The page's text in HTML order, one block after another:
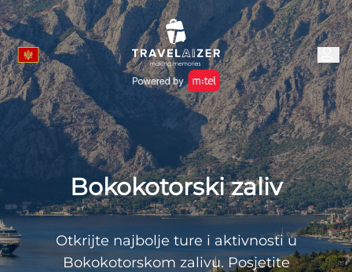
Bokokotorski zaliv
Otkrijte najbolje ture i aktivnosti u
Bokokotorskom zalivu. Posjetite